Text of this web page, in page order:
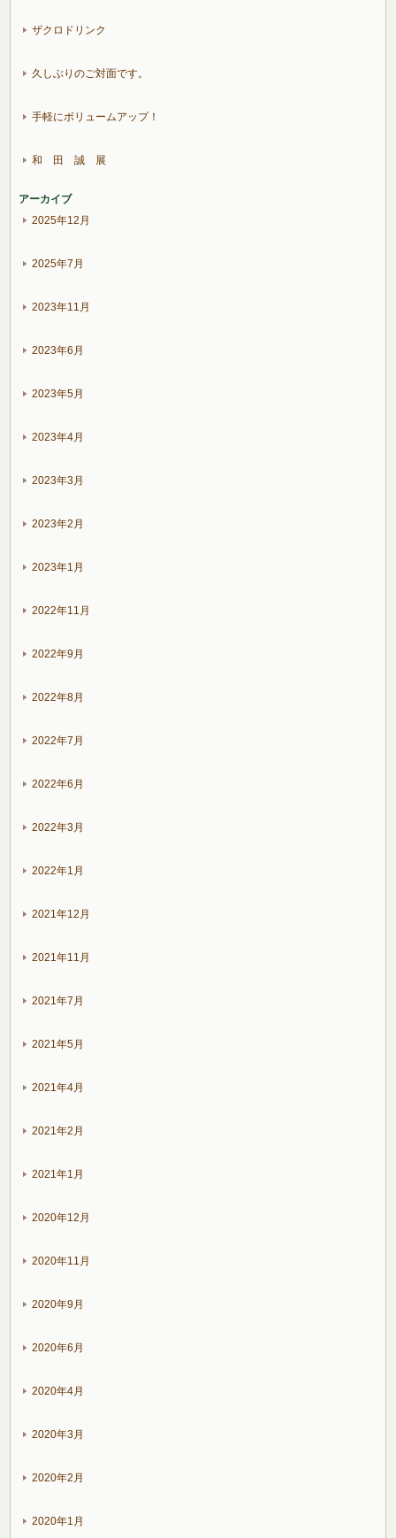
ザクロドリンク
久しぶりのご対面です。
手軽にボリュームアップ！
和 田 誠 展
アーカイブ
2025年12月
2025年7月
2023年11月
2023年6月
2023年5月
2023年4月
2023年3月
2023年2月
2023年1月
2022年11月
2022年9月
2022年8月
2022年7月
2022年6月
2022年3月
2022年1月
2021年12月
2021年11月
2021年7月
2021年5月
2021年4月
2021年2月
2021年1月
2020年12月
2020年11月
2020年9月
2020年6月
2020年4月
2020年3月
2020年2月
2020年1月